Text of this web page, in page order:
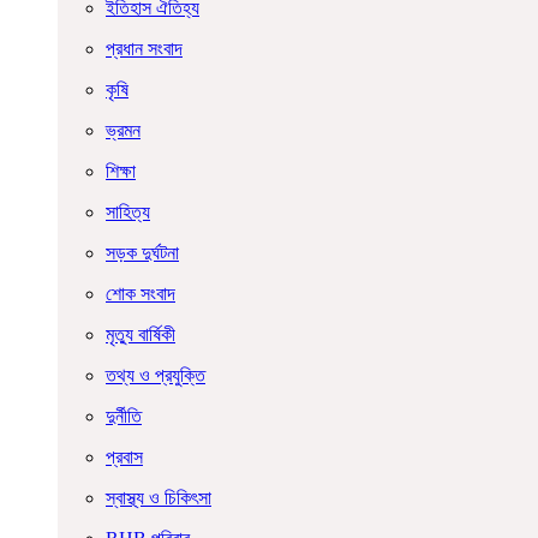
ইতিহাস ঐতিহ্য
প্রধান সংবাদ
কৃষি
ভ্রমন
শিক্ষা
সাহিত্য
সড়ক দুর্ঘটনা
শোক সংবাদ
মৃত্যু বার্ষিকী
তথ্য ও প্রযুক্তি
দুর্নীতি
প্রবাস
স্বাস্থ্য ও চিকিৎসা